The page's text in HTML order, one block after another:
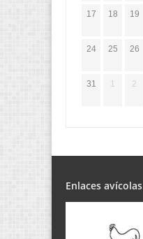
17 18 19
24 25 26
31 1 2
Enlaces avícolas